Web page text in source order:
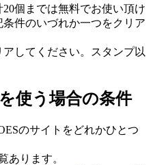
個までは無料でお使い頂け
件のいづれか一つをクリア
してください。スタンプ以
使う場合の条件
のサイトをどれかひとつ
あります。